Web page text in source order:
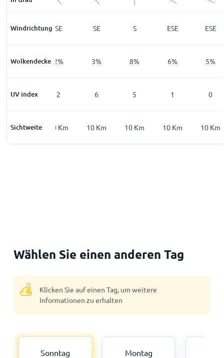
Windrichtung
ESE SE SE S ESE ESE
Wolkendecke
2% 2% 3% 8% 6% 5%
UV index
0 2 6 5 1 0
Sichtweite
10Km 10 Km 10 Km 10 Km 10 Km 10 Km
Wählen Sie einen anderen Tag
Klicken Sie auf einen Tag, um weitere
Informationen zu erhalten
Sonntag Montag